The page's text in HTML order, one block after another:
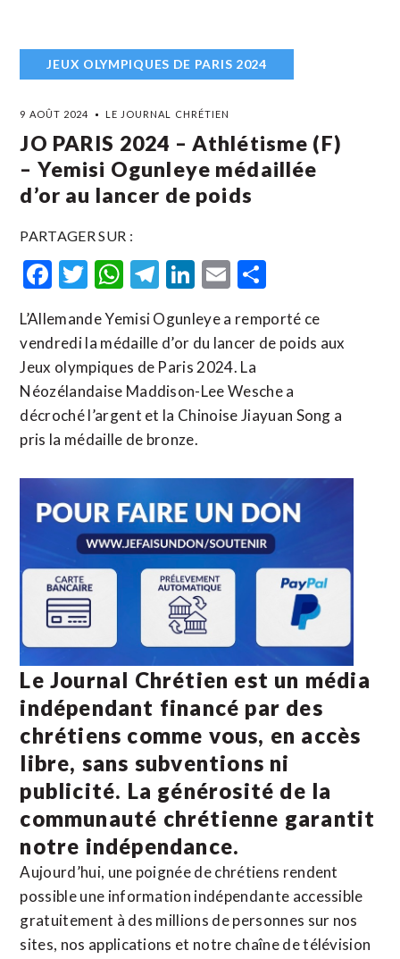
JEUX OLYMPIQUES DE PARIS 2024
9 AOÛT 2024 LE JOURNAL CHRÉTIEN
JO PARIS 2024 – Athlétisme (F)
– Yemisi Ogunleye médaillée
d’or au lancer de poids
PARTAGER SUR :
Facebook
Twitter
WhatsApp
Telegram
LinkedIn
Email
L’Allemande Yemisi Ogunleye a remporté ce
vendredi la médaille d’or du lancer de poids aux
Jeux olympiques de Paris 2024. La
Néozélandaise Maddison-Lee Wesche a
décroché l’argent et la Chinoise Jiayuan Song a
pris la médaille de bronze.
Le Journal Chrétien est un média
indépendant financé par des
chrétiens comme vous, en accès
libre, sans subventions ni
publicité. La générosité de la
communauté chrétienne garantit
notre indépendance.
Aujourd’hui, une poignée de chrétiens rendent
possible une information indépendante accessible
gratuitement à des millions de personnes sur nos
sites, nos applications et notre chaîne de télévision